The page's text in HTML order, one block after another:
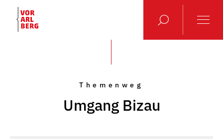
Themenweg
Umgang Bizau